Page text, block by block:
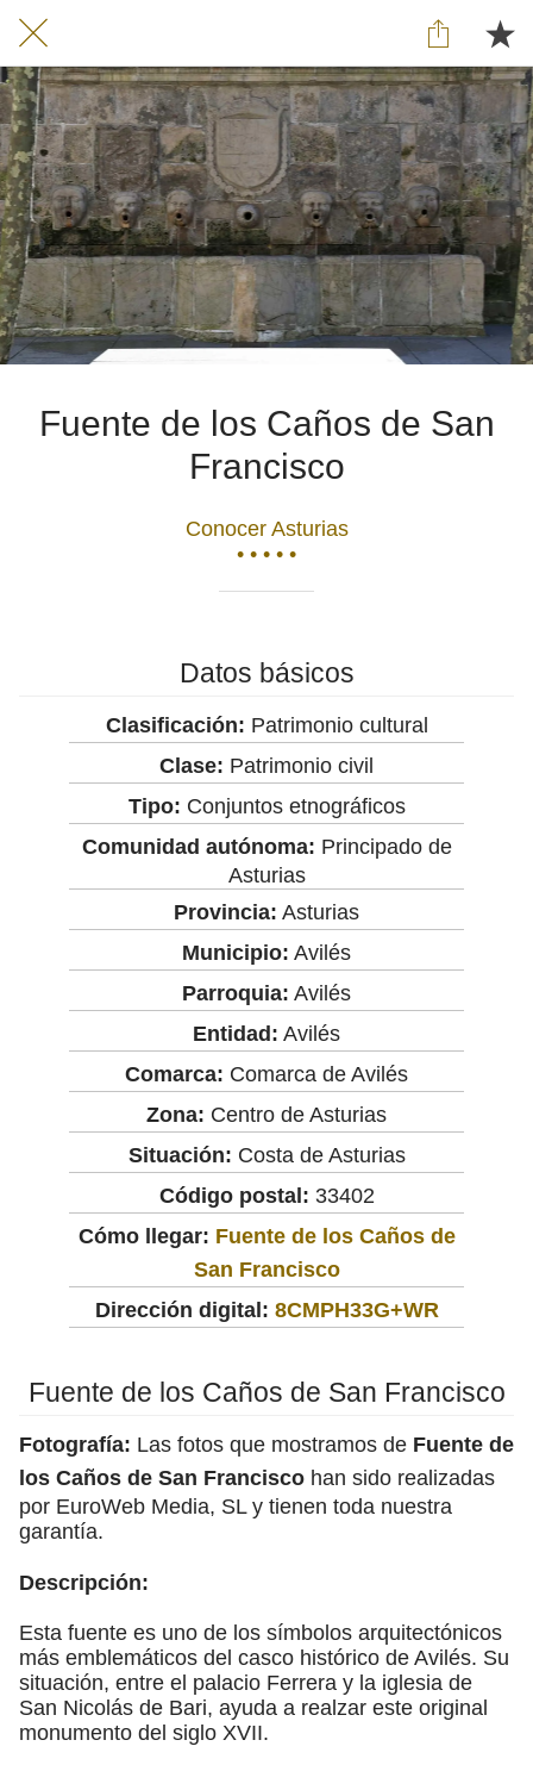
Fuente de los Caños de San
Francisco
Conocer Asturias
• • • • •
Datos básicos
Clasificación: Patrimonio cultural
Clase: Patrimonio civil
Tipo: Conjuntos etnográficos
Comunidad autónoma: Principado de
Asturias
Provincia: Asturias
Municipio: Avilés
Parroquia: Avilés
Entidad: Avilés
Comarca: Comarca de Avilés
Zona: Centro de Asturias
Situación: Costa de Asturias
Código postal: 33402
Cómo llegar: Fuente de los Caños de
San Francisco
Dirección digital: 8CMPH33G+WR
Fuente de los Caños de San Francisco
Fotografía: Las fotos que mostramos de Fuente de
los Caños de San Francisco han sido realizadas
por EuroWeb Media, SL y tienen toda nuestra
garantía.
Descripción:
Esta fuente es uno de los símbolos arquitectónicos
más emblemáticos del casco histórico de Avilés. Su
situación, entre el palacio Ferrera y la iglesia de
San Nicolás de Bari, ayuda a realzar este original
monumento del siglo XVII.